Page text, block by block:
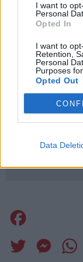
I want to
Personal
Opted In
I want to
Retention,
Personal
Purposes
Opted Out
Data
cieszymy się,
tu dla Ciebie!
Każdego
informacje z
Jednak bez
zadaniu
Dlatego
Dzięki Tobie
Twitter